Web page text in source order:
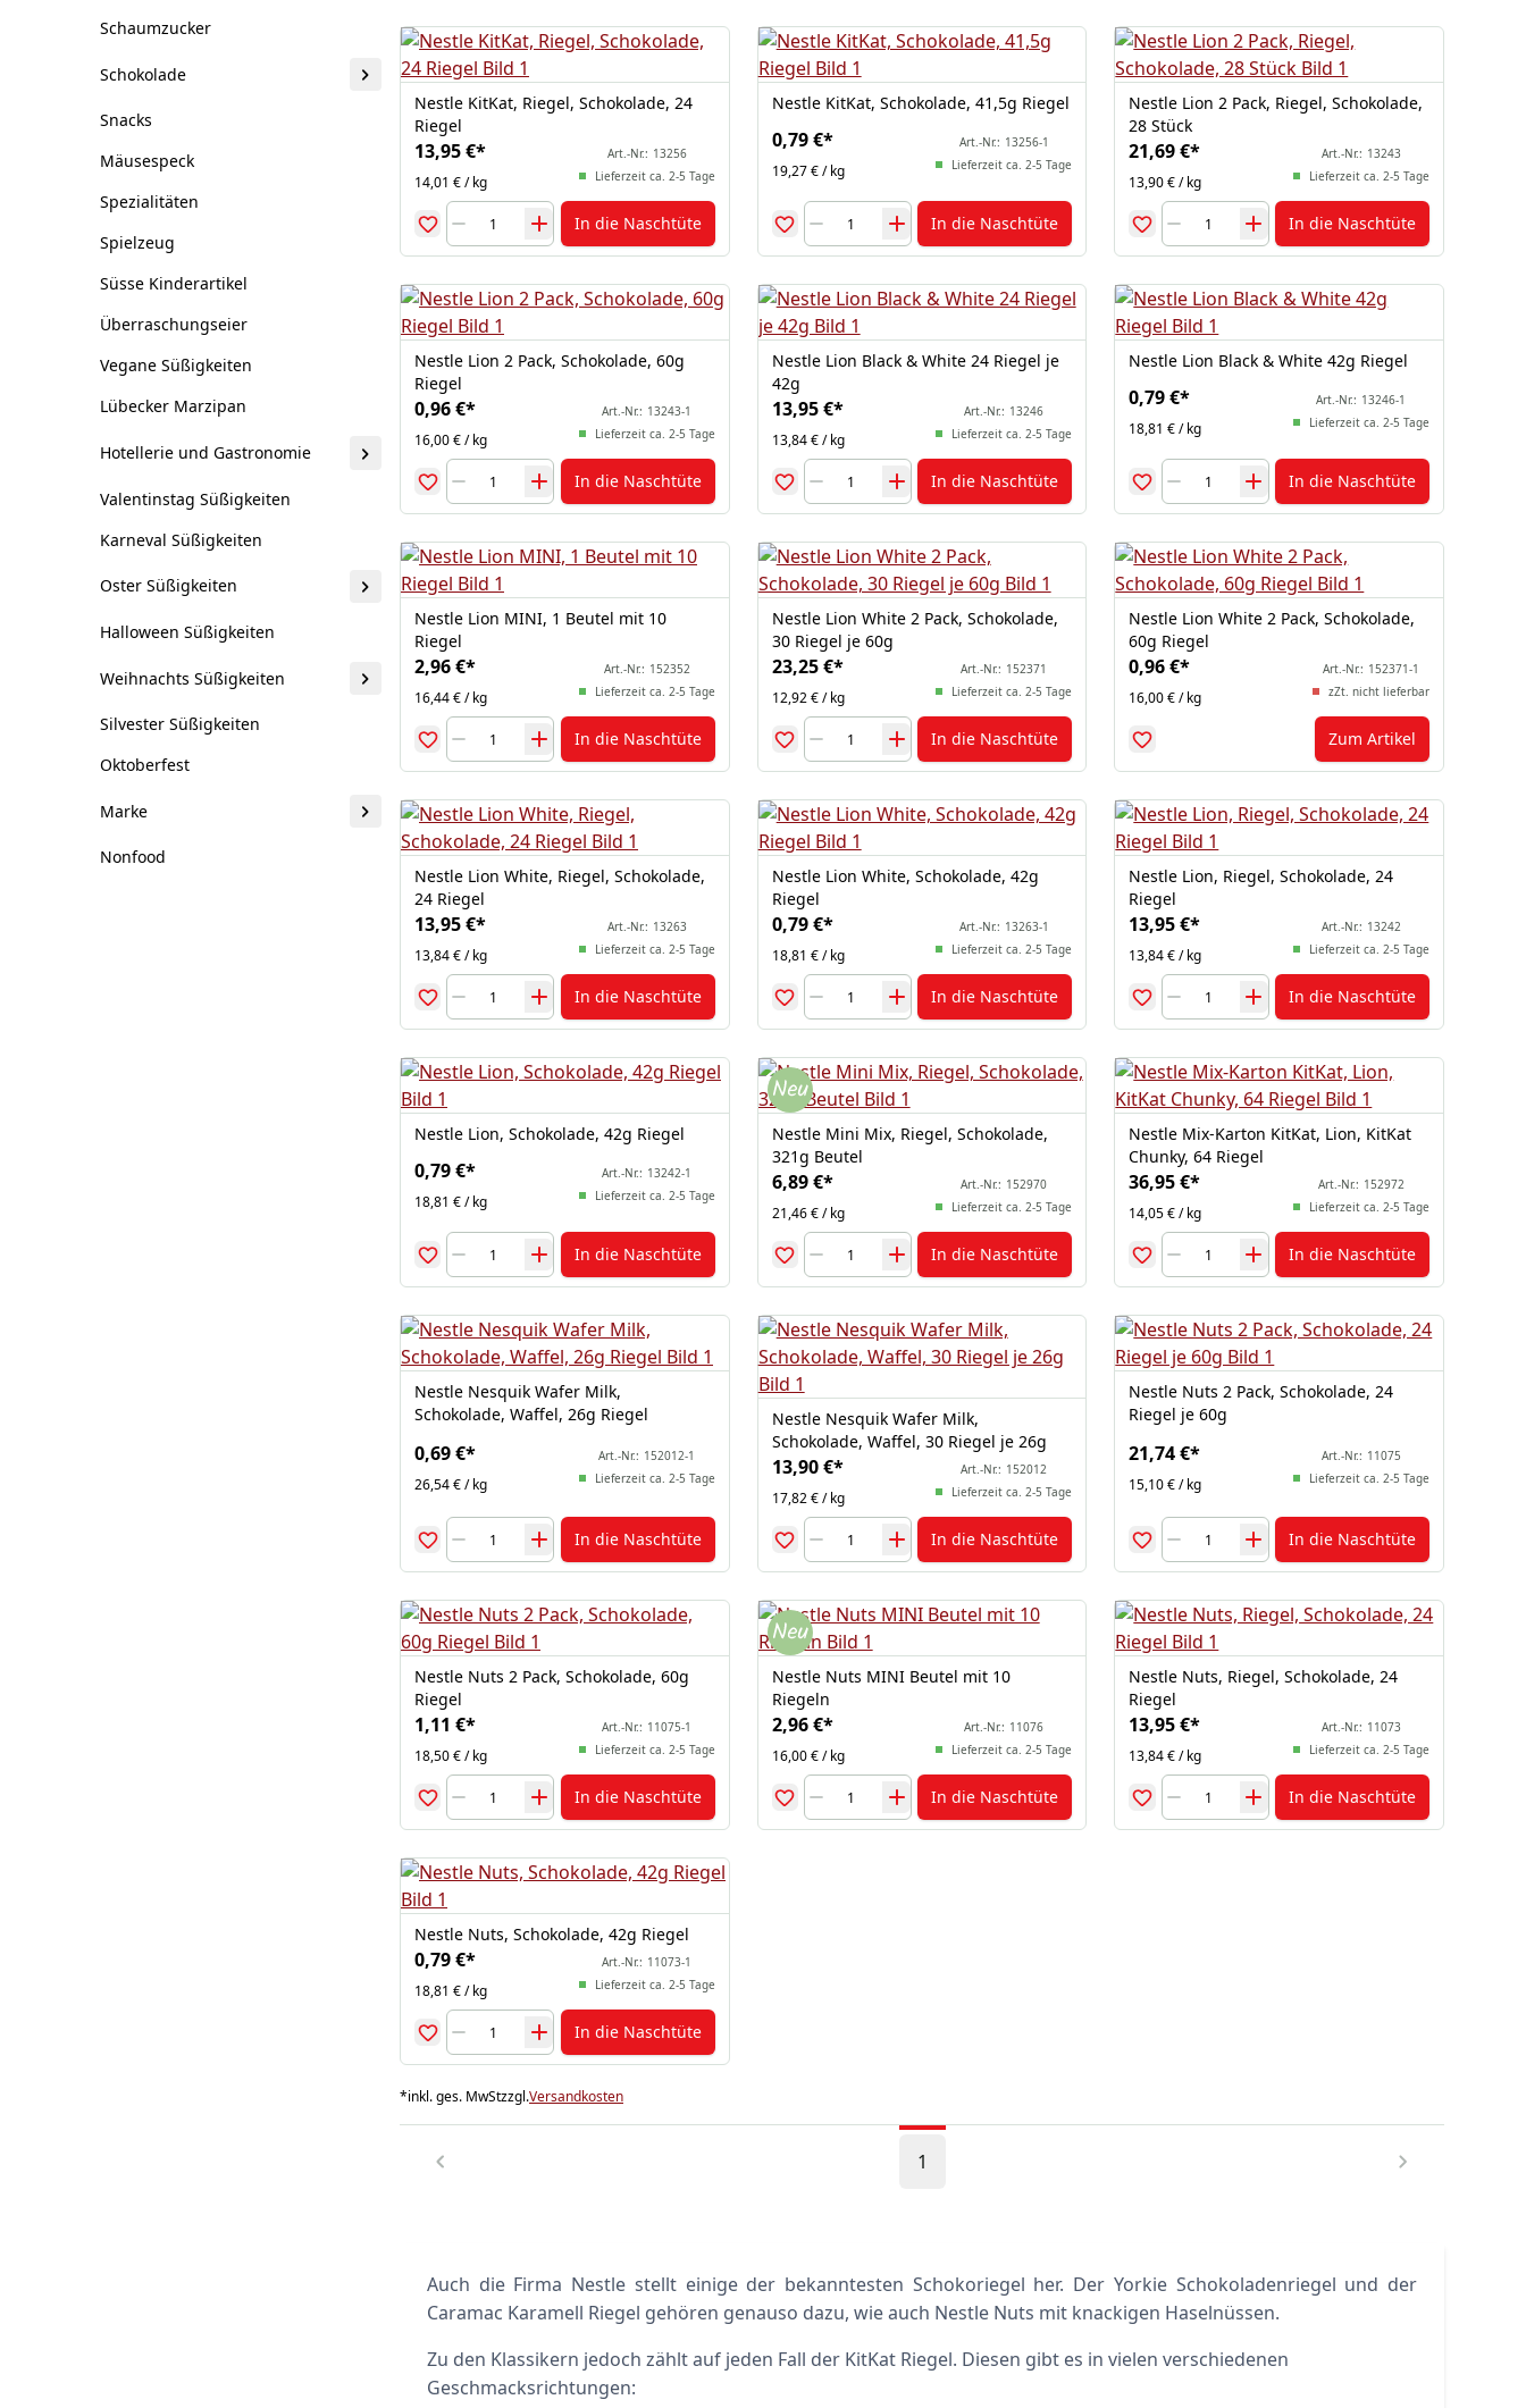
Schaumzucker
Schokolade
Snacks
Mäusespeck
Spezialitäten
Spielzeug
Süsse Kinderartikel
Überraschungseier
Vegane Süßigkeiten
Lübecker Marzipan
Hotellerie und Gastronomie
Valentinstag Süßigkeiten
Karneval Süßigkeiten
Oster Süßigkeiten
Halloween Süßigkeiten
Weihnachts Süßigkeiten
Silvester Süßigkeiten
Oktoberfest
Marke
Nonfood
Nestle KitKat, Riegel, Schokolade, 24
Riegel
13,95 €*
14,01 € / kg
Art.-Nr.: 13256
Lieferzeit ca. 2-5 Tage
In die Naschtüte
Nestle KitKat, Schokolade, 41,5g Riegel
0,79 €*
19,27 € / kg
Art.-Nr.: 13256-1
Lieferzeit ca. 2-5 Tage
In die Naschtüte
Nestle Lion 2 Pack, Riegel, Schokolade,
28 Stück
21,69 €*
13,90 € / kg
Art.-Nr.: 13243
Lieferzeit ca. 2-5 Tage
In die Naschtüte
Nestle Lion 2 Pack, Schokolade, 60g
Riegel
0,96 €*
16,00 € / kg
Art.-Nr.: 13243-1
Lieferzeit ca. 2-5 Tage
In die Naschtüte
Nestle Lion Black & White 24 Riegel je
42g
13,95 €*
13,84 € / kg
Art.-Nr.: 13246
Lieferzeit ca. 2-5 Tage
In die Naschtüte
Nestle Lion Black & White 42g Riegel
0,79 €*
18,81 € / kg
Art.-Nr.: 13246-1
Lieferzeit ca. 2-5 Tage
In die Naschtüte
Nestle Lion MINI, 1 Beutel mit 10
Riegel
2,96 €*
16,44 € / kg
Art.-Nr.: 152352
Lieferzeit ca. 2-5 Tage
In die Naschtüte
Nestle Lion White 2 Pack, Schokolade,
30 Riegel je 60g
23,25 €*
12,92 € / kg
Art.-Nr.: 152371
Lieferzeit ca. 2-5 Tage
In die Naschtüte
Nestle Lion White 2 Pack, Schokolade,
60g Riegel
0,96 €*
16,00 € / kg
Art.-Nr.: 152371-1
zZt. nicht lieferbar
Zum Artikel
Nestle Lion White, Riegel, Schokolade,
24 Riegel
13,95 €*
13,84 € / kg
Art.-Nr.: 13263
Lieferzeit ca. 2-5 Tage
In die Naschtüte
Nestle Lion White, Schokolade, 42g
Riegel
0,79 €*
18,81 € / kg
Art.-Nr.: 13263-1
Lieferzeit ca. 2-5 Tage
In die Naschtüte
Nestle Lion, Riegel, Schokolade, 24
Riegel
13,95 €*
13,84 € / kg
Art.-Nr.: 13242
Lieferzeit ca. 2-5 Tage
In die Naschtüte
Nestle Lion, Schokolade, 42g Riegel
0,79 €*
18,81 € / kg
Art.-Nr.: 13242-1
Lieferzeit ca. 2-5 Tage
In die Naschtüte
Nestle Mini Mix, Riegel, Schokolade,
321g Beutel
6,89 €*
21,46 € / kg
Art.-Nr.: 152970
Lieferzeit ca. 2-5 Tage
In die Naschtüte
Nestle Mix-Karton KitKat, Lion, KitKat
Chunky, 64 Riegel
36,95 €*
14,05 € / kg
Art.-Nr.: 152972
Lieferzeit ca. 2-5 Tage
In die Naschtüte
Nestle Nesquik Wafer Milk,
Schokolade, Waffel, 26g Riegel
0,69 €*
26,54 € / kg
Art.-Nr.: 152012-1
Lieferzeit ca. 2-5 Tage
In die Naschtüte
Nestle Nesquik Wafer Milk,
Schokolade, Waffel, 30 Riegel je 26g
13,90 €*
17,82 € / kg
Art.-Nr.: 152012
Lieferzeit ca. 2-5 Tage
In die Naschtüte
Nestle Nuts 2 Pack, Schokolade, 24
Riegel je 60g
21,74 €*
15,10 € / kg
Art.-Nr.: 11075
Lieferzeit ca. 2-5 Tage
In die Naschtüte
Nestle Nuts 2 Pack, Schokolade, 60g
Riegel
1,11 €*
18,50 € / kg
Art.-Nr.: 11075-1
Lieferzeit ca. 2-5 Tage
In die Naschtüte
Nestle Nuts MINI Beutel mit 10
Riegeln
2,96 €*
16,00 € / kg
Art.-Nr.: 11076
Lieferzeit ca. 2-5 Tage
In die Naschtüte
Nestle Nuts, Riegel, Schokolade, 24
Riegel
13,95 €*
13,84 € / kg
Art.-Nr.: 11073
Lieferzeit ca. 2-5 Tage
In die Naschtüte
Nestle Nuts, Schokolade, 42g Riegel
0,79 €*
18,81 € / kg
Art.-Nr.: 11073-1
Lieferzeit ca. 2-5 Tage
In die Naschtüte
*inkl. ges. MwStzzgl.Versandkosten
1
Auch die Firma Nestle stellt einige der bekanntesten Schokoriegel her. Der Yorkie Schokoladenriegel und der
Caramac Karamell Riegel gehören genauso dazu, wie auch Nestle Nuts mit knackigen Haselnüssen.
Zu den Klassikern jedoch zählt auf jeden Fall der KitKat Riegel. Diesen gibt es in vielen verschiedenen
Geschmacksrichtungen: